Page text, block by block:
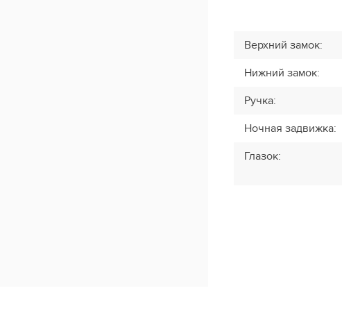
Верхний замок:
Нижний замок:
Ручка:
Ночная задвижка:
Глазок: